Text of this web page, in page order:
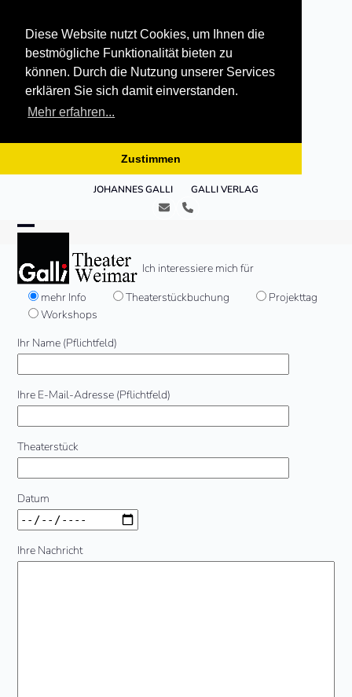
Diese Website nutzt Cookies, um Ihnen die
bestmögliche Funktionalität bieten zu
können. Durch die Nutzung unserer Services
erklären Sie sich damit einverstanden.
Mehr erfahren...
Zustimmen
JOHANNES GALLI GALLI VERLAG
E- Telefon
mobile
menu
mobile
menu
Ich interessiere mich für
mehr Info
Theaterstückbuchung
Projekttag
Workshops
Ihr Name (Pflichtfeld)
Ihre E-Mail-Adresse (Pflichtfeld)
Theaterstück
Datum
Ihre Nachricht